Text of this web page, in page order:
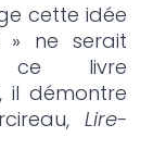
cette idée
» ne serait
ce livre
il démontre
Lire-